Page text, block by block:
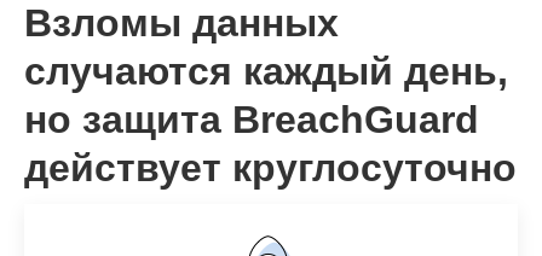
Взломы данных
случаются каждый день,
но защита BreachGuard
действует круглосуточно